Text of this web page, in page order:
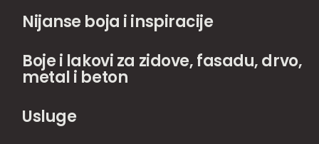
Nijanse boja i inspiracije
Boje i lakovi za zidove, fasadu, drvo,
metal i beton
Usluge